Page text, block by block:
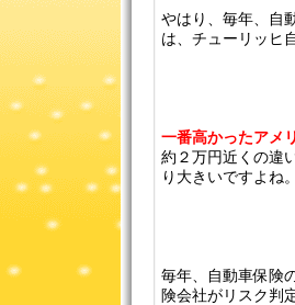
やはり、毎年、自
は、チューリッヒ
一番高かったアメ
約２万円近くの違
り大きいですよね。
毎年、自動車保険
険会社がリスク判